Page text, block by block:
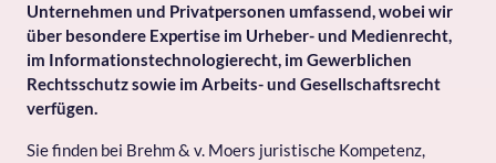
Unternehmen und Privatpersonen umfassend, wobei wir
über besondere Expertise im Urheber- und Medienrecht,
im Informationstechnologierecht, im Gewerblichen
Rechtsschutz sowie im Arbeits- und Gesellschaftsrecht
verfügen.
Sie finden bei Brehm & v. Moers juristische Kompetenz,